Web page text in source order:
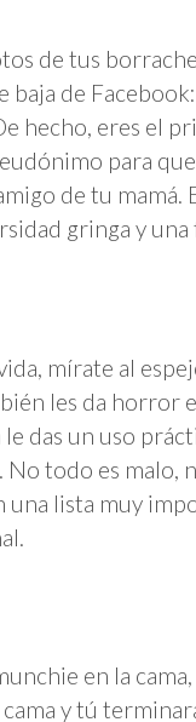
de tus
baja de
hecho, eres el
para
de tu mamá.
gringa y
mírate al
les da horror
le das un uso
todo es malo,
una lista muy
en la
y tú